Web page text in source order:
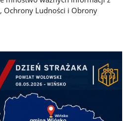
Ochrony Ludności i Obrony